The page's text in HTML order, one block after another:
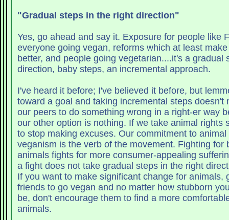
"Gradual steps in the right direction"
Yes, go ahead and say it. Exposure for people like Foer may not get
everyone going vegan, reforms which at least
better, and people going vegetarian....it's a gradual
direction, baby steps, an incremental approach.
I've heard it before; I've believed it before, but
toward a goal and taking incremental steps doesn't
our peers to do something wrong in a right-er way
our other option is nothing. If we take animal rights seriously, we need
to stop making excuses. Our commitment to animal rights means that
veganism is the verb of the movement. Fighting for better treatment of
animals fights for more consumer-appealing suffering
a fight does not take gradual steps in the right
If you want to make significant change for animals,
friends to go vegan and no matter how stubborn
be, don't encourage them to find a more
animals.